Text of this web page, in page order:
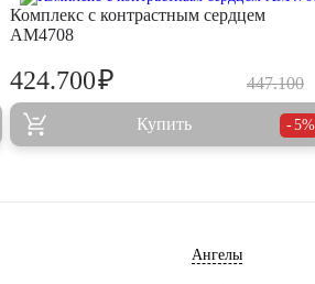
Комплекс с контрастным сердцем
AM4708
447.100
424.700₽
Купить 5%
Ангелы